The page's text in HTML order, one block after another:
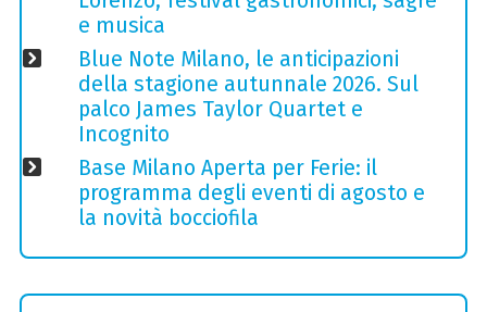
e musica
Blue Note Milano, le anticipazioni
della stagione autunnale 2026. Sul
palco James Taylor Quartet e
Incognito
Base Milano Aperta per Ferie: il
programma degli eventi di agosto e
la novità bocciofila